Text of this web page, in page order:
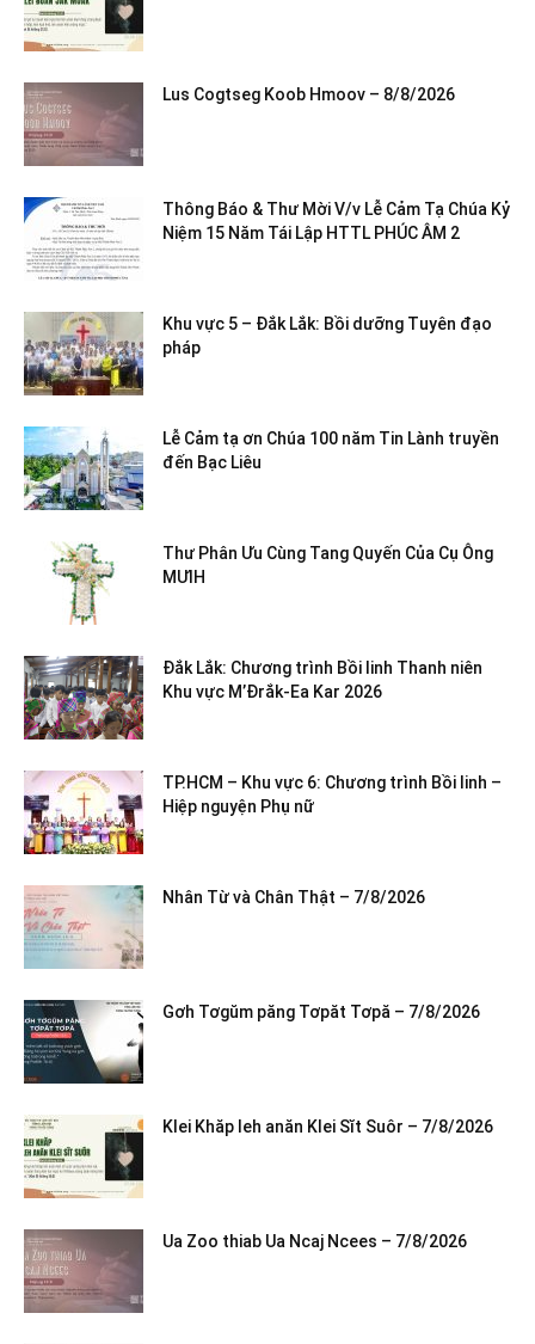
Lus Cogtseg Koob Hmoov – 8/8/2026
Thông Báo & Thư Mời V/v Lễ Cảm Tạ Chúa Kỷ
Niệm 15 Năm Tái Lập HTTL PHÚC ÂM 2
Khu vực 5 – Đắk Lắk: Bồi dưỡng Tuyên đạo
pháp
Lễ Cảm tạ ơn Chúa 100 năm Tin Lành truyền
đến Bạc Liêu
Thư Phân Ưu Cùng Tang Quyến Của Cụ Ông
MƯIH
Đắk Lắk: Chương trình Bồi linh Thanh niên
Khu vực M’Đrắk-Ea Kar 2026
TP.HCM – Khu vực 6: Chương trình Bồi linh –
Hiệp nguyện Phụ nữ
Nhân Từ và Chân Thật – 7/8/2026
Gơh Tơgŭm păng Tơpăt Tơpă – 7/8/2026
Klei Khăp leh anăn Klei Sĭt Suôr – 7/8/2026
Ua Zoo thiab Ua Ncaj Ncees – 7/8/2026